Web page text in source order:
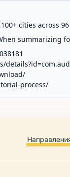
cities across
summarizing
process/